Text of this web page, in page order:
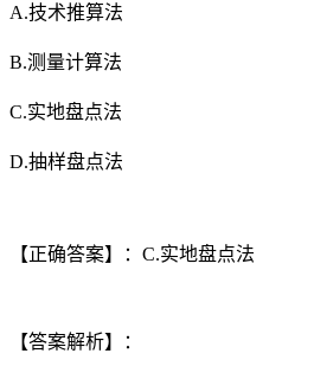
A.技术推算法
B.测量计算法
C.实地盘点法
D.抽样盘点法
【正确答案】：C.实地盘点法
【答案解析】：